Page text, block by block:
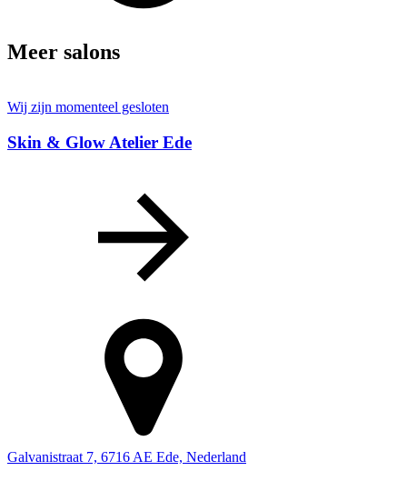
Meer salons
Wij zijn momenteel gesloten
Skin & Glow Atelier Ede
Galvanistraat 7, 6716 AE Ede, Nederland